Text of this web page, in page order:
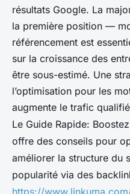
résultats Google. La
la première position —
référencement est
sur la croissance des
être sous-estimé. Une
l’optimisation pour les
augmente le trafic
Le Guide Rapide:
offre des conseils pour
améliorer la structure du
popularité via des
https://